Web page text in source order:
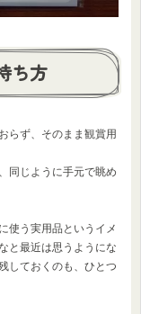
ち方
らず、そのまま観賞用
同じように手元で眺め
使う実用品というイメ
と最近は思うようにな
しておくのも、ひとつ